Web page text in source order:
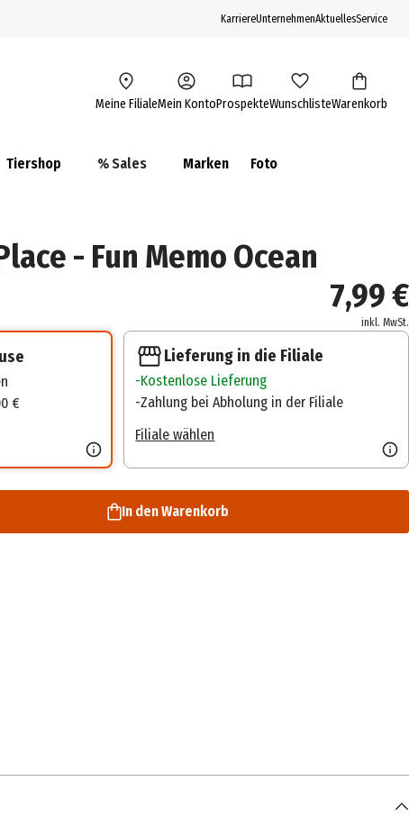
KarriereUnternehmenAktuellesService
Meine FilialeMein KontoProspekteWunschlisteWarenkorb
Tiershop % Sales Marken Foto
- Fun Memo Ocean
7,99 €
inkl. MwSt.
€
Lieferung in die Filiale
Kostenlose Lieferung
Zahlung bei Abholung in der Filiale
Filiale wählen
In den Warenkorb